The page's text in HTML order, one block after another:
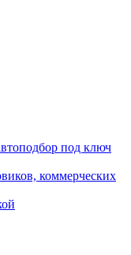
под ключ
коммерческих